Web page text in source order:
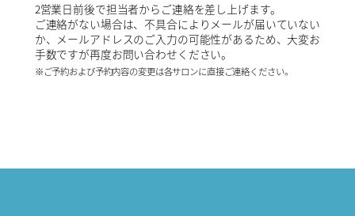
2営業日前後で担当者からご連絡を差し上げます。
ご連絡がない場合は、不具合によりメールが届いていない
か、メールアドレスのご入力の可能性があるため、大変お
手数ですが再度お問い合わせください。
※ご予約および予約内容の変更は各サロンに直接ご連絡ください。